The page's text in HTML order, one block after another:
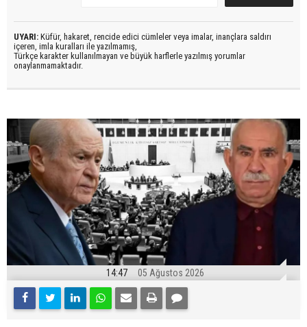
UYARI: Küfür, hakaret, rencide edici cümleler veya imalar, inançlara saldırı
içeren, imla kuralları ile yazılmamış,
Türkçe karakter kullanılmayan ve büyük harflerle yazılmış yorumlar
onaylanmamaktadır.
14:47 05 Ağustos 2026